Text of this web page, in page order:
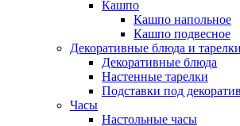
Кашпо
Кашпо напольное
Кашпо подвесное
Декоративные блюда и тарелки
Декоративные блюда
Настенные тарелки
Подставки под
Часы
Настольные часы